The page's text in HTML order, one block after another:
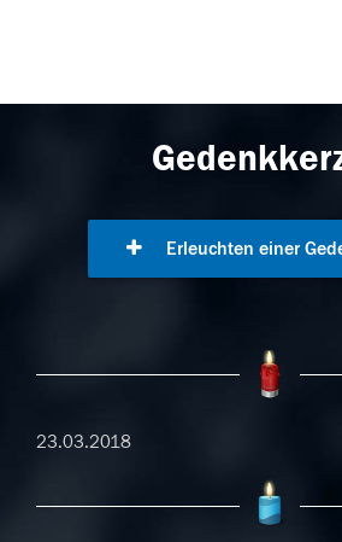
Erleuchten einer
23.03.2018